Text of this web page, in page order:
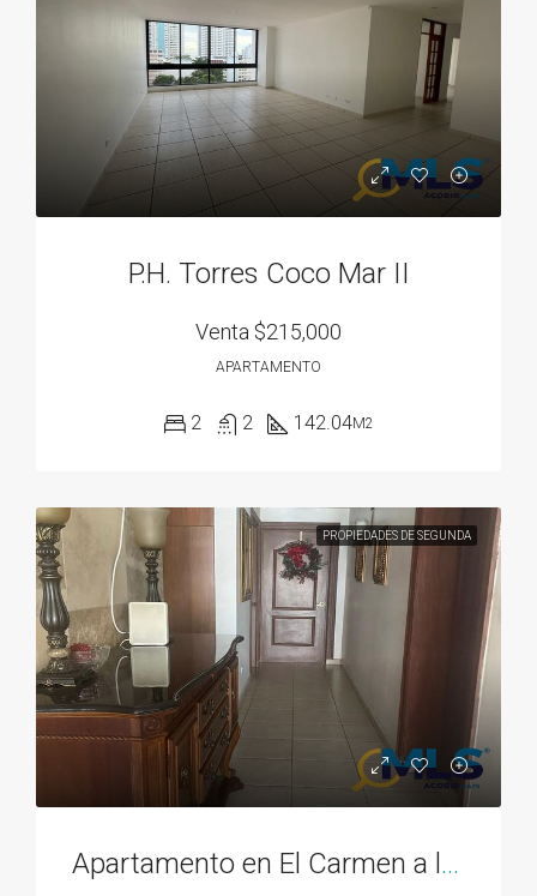
P.H. Torres Coco Mar II
Venta $215,000
APARTAMENTO
2 2 142.04M2
PROPIEDADES DE SEGUNDA
Apartamento en El Carmen a la venta